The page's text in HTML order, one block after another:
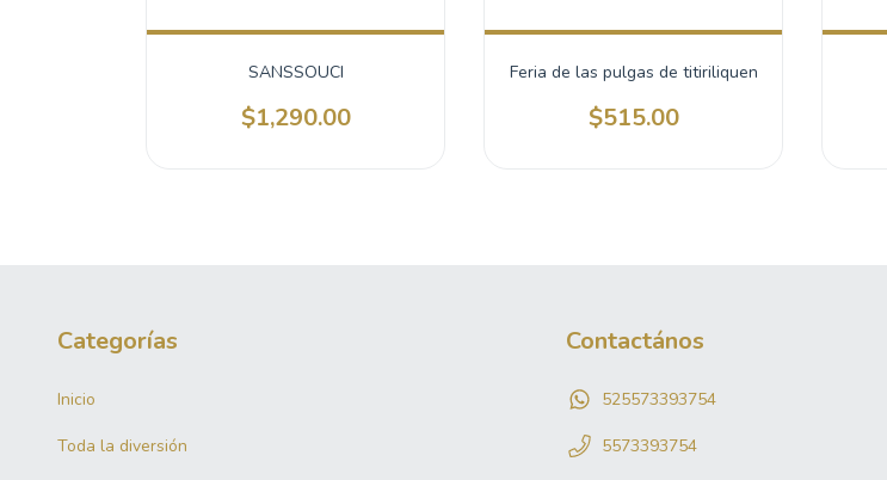
SANSSOUCI
$1,290.00
Feria de las pulgas de titiriliquen
$515.00
Categorías
Inicio
Toda la diversión
Contactános
525573393754
5573393754